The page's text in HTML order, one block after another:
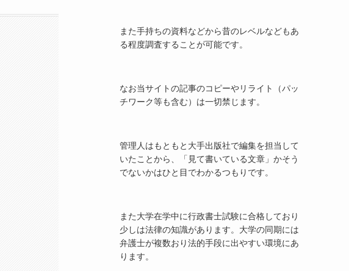
また手持ちの資料などから昔のレベルなどもあ
る程度調査することが可能です。
なお当サイトの記事のコピーやリライト（パッ
チワーク等も含む）は一切禁じます。
管理人はもともと大手出版社で編集を担当して
いたことから、「見て書いている文章」かそう
でないかはひと目でわかるつもりです。
また大学在学中に行政書士試験に合格しており
少しは法律の知識があります。大学の同期には
弁護士が複数おり法的手段に出やすい環境にあ
ります。